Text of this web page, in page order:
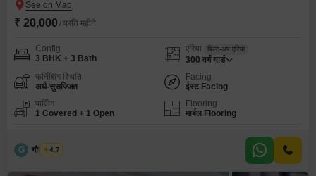
₹ 20,000 / प्रति महीने
Config
3 BHK + 3 Bath
एरिया बिल्ट-अप एरिया
300 वर्ग यार्ड
फर्निशिंग स्थिति
अर्ध-सुसज्जित
Facing
ईस्ट Facing
पार्किंग
1 Covered + 1 Open
Flooring
मार्बल Flooring
G गौरव भुगरा
4.7